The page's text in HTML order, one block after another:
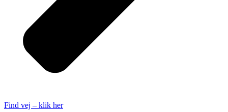
Find vej – klik her